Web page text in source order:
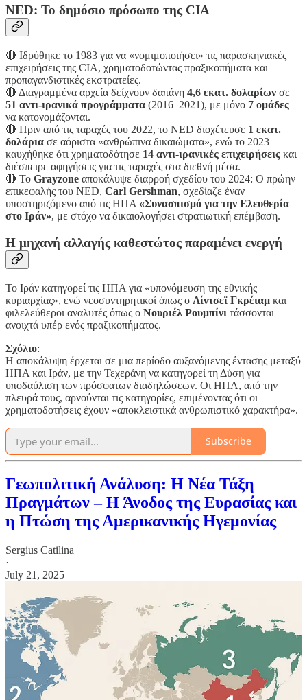
NED: Το δημόσιο πρόσωπο της CIA
🔴 Ιδρύθηκε το 1983 για να «νομιμοποιήσει» τις παρασκηνιακές
επιχειρήσεις της CIA, χρηματοδοτώντας πραξικοπήματα και
προπαγανδιστικές εκστρατείες.
🔴 Διαγραμμένα αρχεία δείχνουν δαπάνη 4,6 εκατ. δολαρίων σε
51 αντι-ιρανικά προγράμματα (2016–2021), με μόνο 7 ομάδες
να κατονομάζονται.
🔴 Πριν από τις ταραχές του 2022, το NED διοχέτευσε 1 εκατ.
δολάρια σε αόριστα «ανθρώπινα δικαιώματα», ενώ το 2023
καυχήθηκε ότι χρηματοδότησε 14 αντι-ιρανικές επιχειρήσεις και
διέσπειρε αφηγήσεις για τις ταραχές στα διεθνή μέσα.
🔴 Το Grayzone αποκάλυψε διαρροή σχεδίου του 2024: Ο πρώην
επικεφαλής του NED, Carl Gershman, σχεδίαζε έναν
υποστηριζόμενο από τις ΗΠΑ «Συνασπισμό για την Ελευθερία
στο Ιράν», με στόχο να δικαιολογήσει στρατιωτική επέμβαση.
Η μηχανή αλλαγής καθεστώτος παραμένει ενεργή
Το Ιράν κατηγορεί τις ΗΠΑ για «υπονόμευση της εθνικής
κυριαρχίας», ενώ νεοσυντηρητικοί όπως ο Λίντσεϊ Γκρέιαμ και
φιλελεύθεροι αναλυτές όπως ο Νουριέλ Ρουμπίνι τάσσονται
ανοιχτά υπέρ ενός πραξικοπήματος.
Σχόλιο:
Η αποκάλυψη έρχεται σε μια περίοδο αυξανόμενης έντασης μεταξύ
ΗΠΑ και Ιράν, με την Τεχεράνη να κατηγορεί τη Δύση για
υποδαύλιση των πρόσφατων διαδηλώσεων. Οι ΗΠΑ, από την
πλευρά τους, αρνούνται τις κατηγορίες, επιμένοντας ότι οι
χρηματοδοτήσεις έχουν «αποκλειστικά ανθρωπιστικό χαρακτήρα».
Subscribe
Γεωπολιτική Ανάλυση: Η Νέα Τάξη
Πραγμάτων – Η Άνοδος της Ευρασίας και
η Πτώση της Αμερικανικής Ηγεμονίας
Sergius Catilina
·
July 21, 2025